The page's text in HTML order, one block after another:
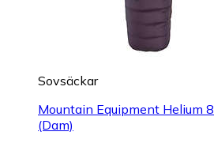
Sovsäckar
Mountain Equipment Helium
(Dam)